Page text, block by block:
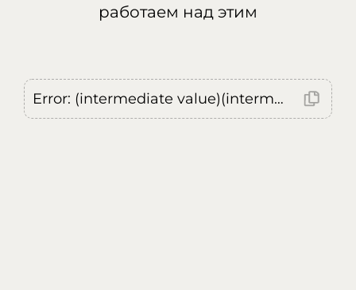
работаем над этим
Error: (intermediate value)(intermediate value)(intermediate value).replaceAll is not a function